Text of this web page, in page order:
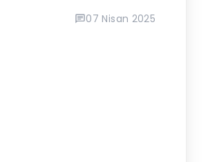
07 Nisan 2025